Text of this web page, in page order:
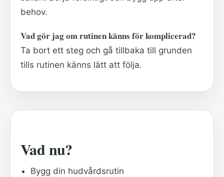
behov.
Vad gör jag om rutinen känns för komplicerad?
Ta bort ett steg och gå tillbaka till grunden
tills rutinen känns lätt att följa.
Vad nu?
Bygg din hudvårdsrutin